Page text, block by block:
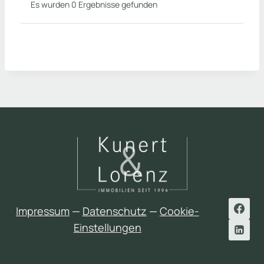
Es wurden 0 Ergebnisse gefunden
Impressum— Datenschutz — Cookie-
Einstellungen